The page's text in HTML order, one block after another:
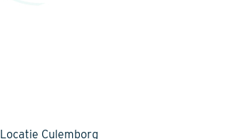
Locatie Culemborg